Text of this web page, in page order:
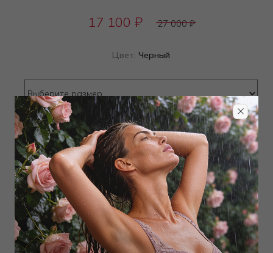
17 100 ₽ 27 000₽
Цвет: Черный
Определить размер
Наличие в магазинах
Добавитьв корзину
Добавить в избранное